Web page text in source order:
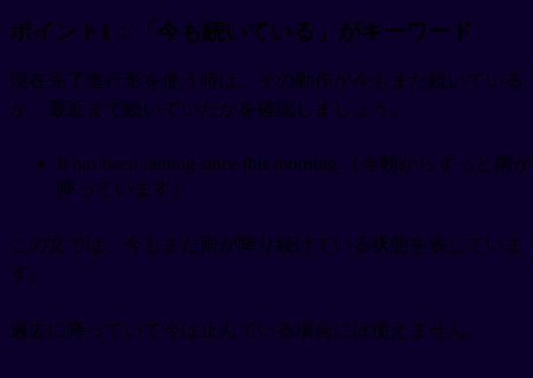
ポイント1：「今も続いている」がキーワード
現在完了進行形を使う時は、その動作が今もまだ続いている
か、最近まで続いていたかを確認しましょう。
It has been raining since this morning.（今朝からずっと雨が
降っています）
この文では、今もまだ雨が降り続けている状態を表していま
す。
過去に降っていて今は止んでいる場合には使えません。